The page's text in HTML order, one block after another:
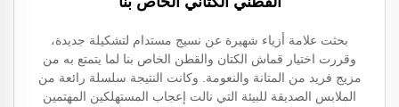
بحثت علامة أزياء شهيرة عن نسيج مستدام لتشكيلة جديدة،
وقررت اختيار قماش الكتان والقطن الخاص بنا لما يتمتع به من
مزيج فريد من المتانة والنعومة. وكانت النتيجة سلسلة رائعة من
الملابس الصديقة للبيئة التي نالت إعجاب المستهلكين المهتمين